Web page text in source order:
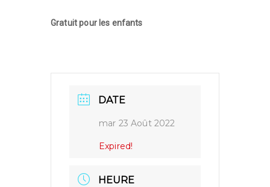
Gratuit pour les enfants
DATE
mar 23 Août 2022
Expired!
HEURE